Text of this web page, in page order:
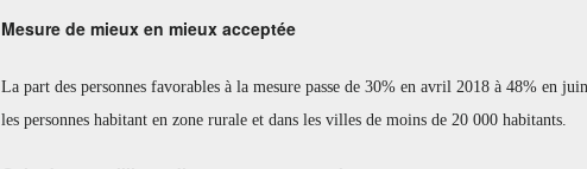
Mesure de mieux en mieux acceptée
La part des personnes favorables à la mesure passe de 30% en avril 2018 à 48% en
les personnes habitant en zone rurale et dans les villes de moins de 20 000 habitants.